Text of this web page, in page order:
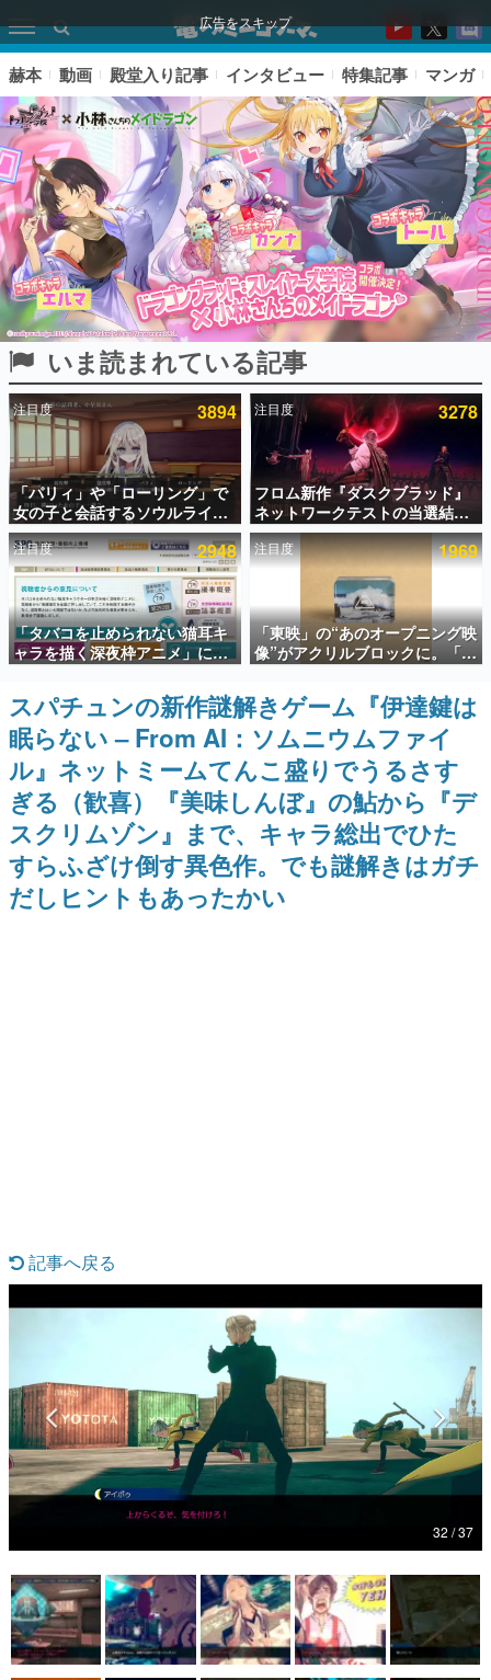
広告をスキップ
ピックアップ
電ファミのいま読まれている記事ランキング
アプリセール情報
インタビュー
連載・特集一覧
殿堂入り記事
SNS拡散数が数千以上！ ページビュー数万以上！ などな
ど。多くの人々に読まれた、電ファミ渾身の“殿堂入り”記
事をまとめました。
ゲームの企画書
名作ゲームクリエイターの方々に製作時のエピソードをお
聞きし、ヒットする企画（ゲーム）とは何か？を探ってい
赫本
この物語を解いてはいけない。『赫本』は、〈試験問題〉
の形をした短編ホラー小説集です。
新世代に訊く
これからのデジタルゲーム市場を担う若きクリエイター達
の姿を追い、彼らのルーツと情熱を探っていきます。
です。
ゲームが変えた日本語
「経験値」「裏技」「ラスボス」… ゲームにまつわる言葉
の起源や用法の変遷を、コンピューター文化史研究家・タ
イニーP氏が徹底調査。
カテゴリ
特集記事
女性向け
アプリレビュー
その他
赫本 動画 殿堂入り記事 インタビュー 特集記事 マンガ
いま読まれている記事
注目度 3894
「パリィ」や「ローリング」で
女の子と会話するソウルライク
恋愛ゲーム『小早川さんはソウ
ルライク』無料公開。返事に失
敗すると「YOU DIED」
注目度 3278
フロム新作『ダスクブラッド』
ネットワークテストの当選結果
が8月7日22時に発表。応募サイ
トのマイページから確認可能、
テスト実施は8月21日～24日
注目度 2948
「タバコを止められない猫耳キ
ャラを描く深夜枠アニメ」に視
聴者の一部から批判意見。違法
薬物の使用と思しき描写も含め
て、BPOが議論を交わす
注目度 1969
「東映」の“あのオープニング映
像”がアクリルブロックに。「東
映ヒストリカル グッズコレクシ
ョン」が8月下旬より発売
スパチュンの新作謎解きゲーム『伊達鍵は
眠らない – From AI：ソムニウムファイ
ル』ネットミームてんこ盛りでうるさす
ぎる（歓喜）『美味しんぼ』の鮎から『デ
スクリムゾン』まで、キャラ総出でひた
すらふざけ倒す異色作。でも謎解きはガチ
だしヒントもあったかい
記事へ戻る
32 / 37